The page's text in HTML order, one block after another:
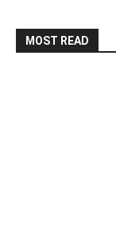
MOST READ